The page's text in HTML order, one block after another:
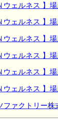
ェルネス 】場
ェルネス 】場
ェルネス 】場
ェルネス 】場
ェルネス 】場
ェルネス 】場
ァクトリー